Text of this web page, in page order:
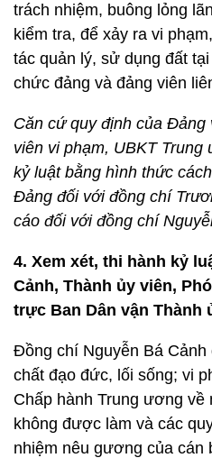
trách nhiệm, buông lỏng
kiểm tra, để xảy ra vi
tác quản lý, sử dụng đất
chức đảng và đảng viên
Căn cứ quy định của Đảng
viên vi phạm, UBKT
kỷ luật bằng hình thức
Đảng đối với đồng chí
cáo đối với đồng chí
4. Xem xét, thi hành kỷ
Cảnh, Thành ủy viên,
trực Ban Dân vận Thành
Đồng chí Nguyễn Bá Cảnh
chất đạo đức, lối sống; vi
Chấp hành Trung ương về
không được làm và các
nhiệm nêu gương của cán